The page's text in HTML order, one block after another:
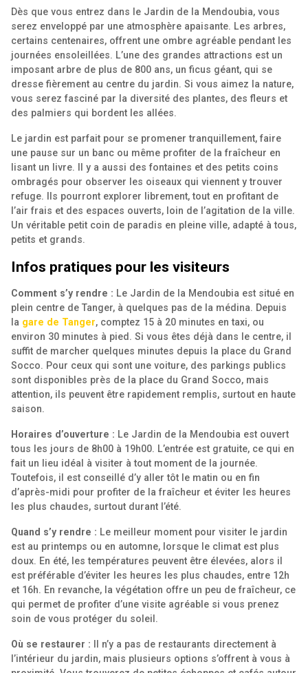
Dès que vous entrez dans le Jardin de la Mendoubia, vous
serez enveloppé par une atmosphère apaisante. Les arbres,
certains centenaires, offrent une ombre agréable pendant les
journées ensoleillées. L’une des grandes attractions est un
imposant arbre de plus de 800 ans, un ficus géant, qui se
dresse fièrement au centre du jardin. Si vous aimez la nature,
vous serez fasciné par la diversité des plantes, des fleurs et
des palmiers qui bordent les allées.
Le jardin est parfait pour se promener tranquillement, faire
une pause sur un banc ou même profiter de la fraîcheur en
lisant un livre. Il y a aussi des fontaines et des petits coins
ombragés pour observer les oiseaux qui viennent y trouver
refuge. Ils pourront explorer librement, tout en profitant de
l’air frais et des espaces ouverts, loin de l’agitation de la ville.
Un véritable petit coin de paradis en pleine ville, adapté à tous,
petits et grands.
Infos pratiques pour les visiteurs
Comment s’y rendre : Le Jardin de la Mendoubia est situé en
plein centre de Tanger, à quelques pas de la médina. Depuis
la gare de Tanger, comptez 15 à 20 minutes en taxi, ou
environ 30 minutes à pied. Si vous êtes déjà dans le centre, il
suffit de marcher quelques minutes depuis la place du Grand
Socco. Pour ceux qui sont une voiture, des parkings publics
sont disponibles près de la place du Grand Socco, mais
attention, ils peuvent être rapidement remplis, surtout en haute
saison.
Horaires d’ouverture : Le Jardin de la Mendoubia est ouvert
tous les jours de 8h00 à 19h00. L’entrée est gratuite, ce qui en
fait un lieu idéal à visiter à tout moment de la journée.
Toutefois, il est conseillé d’y aller tôt le matin ou en fin
d’après-midi pour profiter de la fraîcheur et éviter les heures
les plus chaudes, surtout durant l’été.
Quand s’y rendre : Le meilleur moment pour visiter le jardin
est au printemps ou en automne, lorsque le climat est plus
doux. En été, les températures peuvent être élevées, alors il
est préférable d’éviter les heures les plus chaudes, entre 12h
et 16h. En revanche, la végétation offre un peu de fraîcheur, ce
qui permet de profiter d’une visite agréable si vous prenez
soin de vous protéger du soleil.
Où se restaurer : Il n’y a pas de restaurants directement à
l’intérieur du jardin, mais plusieurs options s’offrent à vous à